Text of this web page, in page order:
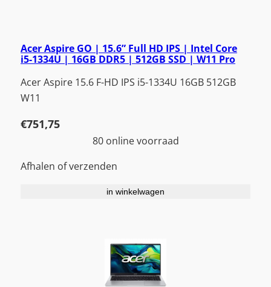
Acer Aspire GO | 15.6” Full HD IPS | Intel Core
i5-1334U | 16GB DDR5 | 512GB SSD | W11 Pro
Acer Aspire 15.6 F-HD IPS i5-1334U 16GB 512GB
W11
€751,75
80 online voorraad
Afhalen of verzenden
in winkelwagen